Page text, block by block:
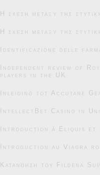
Η σχέση μεταξύ της
Η σχέση μεταξύ της
Identificazione delle
Independent review of
players in the UK
Inleiding tot Accutane
IntellectBet Casino in
Introduction à Eliquis et
Introduction au Viagra
Κατανόηση του Fildena